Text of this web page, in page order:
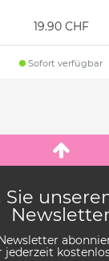
19.90 CHF
Sofort verfügbar
jederzeit